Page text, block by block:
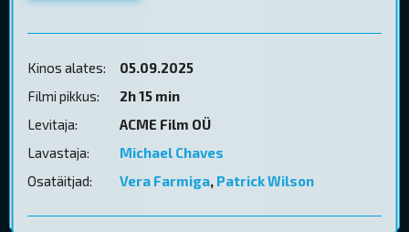
Kinos alates:
05.09.2025
Filmi pikkus:
2h 15 min
Levitaja:
ACME Film OÜ
Lavastaja:
Michael Chaves
Osatäitjad:
Vera Farmiga, Patrick Wilson